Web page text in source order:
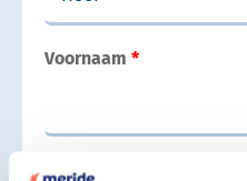
Voornaam
Achternaam